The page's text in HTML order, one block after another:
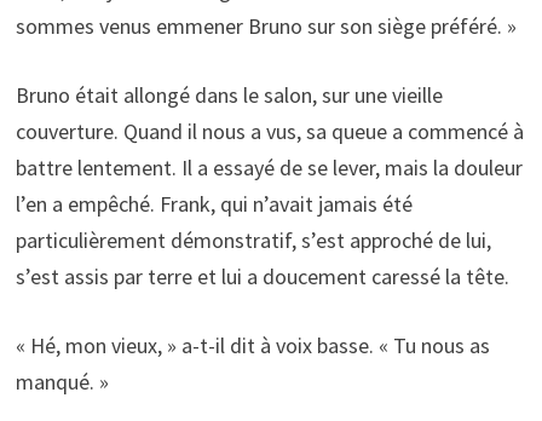
sommes venus emmener Bruno sur son siège préféré. »
Bruno était allongé dans le salon, sur une vieille
couverture. Quand il nous a vus, sa queue a commencé à
battre lentement. Il a essayé de se lever, mais la douleur
l’en a empêché. Frank, qui n’avait jamais été
particulièrement démonstratif, s’est approché de lui,
s’est assis par terre et lui a doucement caressé la tête.
« Hé, mon vieux, » a-t-il dit à voix basse. « Tu nous as
manqué. »